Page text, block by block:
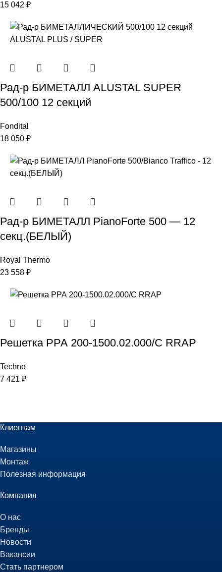
15 042 ₽
Рад-р БИМЕТАЛЛ ALUSTAL SUPER
500/100 12 секций
Fondital
18 050 ₽
Рад-р БИМЕТАЛЛ PianoForte 500 — 12
секц.(БЕЛЫЙ)
Royal Thermo
23 558 ₽
Решетка РРА 200-1500.02.000/С RRAP
Techno
7 421 ₽
Клиентам
Магазины
Монтаж
Полезная информация
Компания
О нас
Бренды
Новости
Вакансии
Стать партнером